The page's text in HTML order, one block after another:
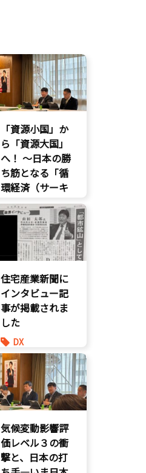
「資源小国」か
ら「資源大国」
へ！ 〜日本の勝
ち筋となる「循
環経済（サーキ
ュラーエコノミ
ー）」とは？〜
環境部会
住宅産業新聞に
インタビュー記
事が掲載されま
した
DX
報道記事
環境部会
防災
気候変動影響評
価レベル３の衝
撃と、日本の打